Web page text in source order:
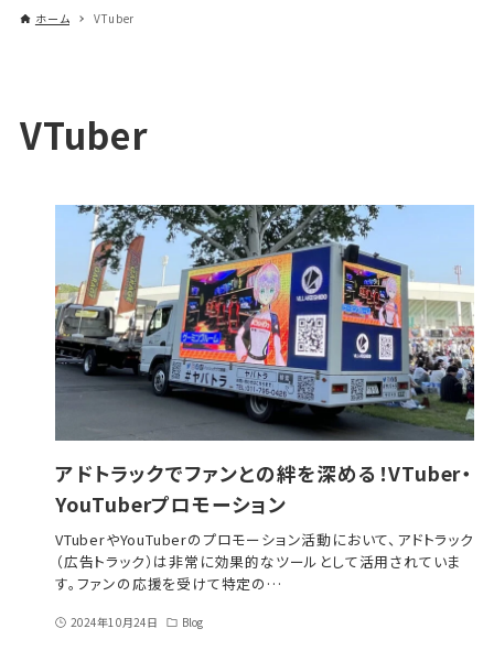
ホーム VTuber
VTuber
アドトラックでファンとの絆を深める！VTuber・
YouTuberプロモーション
VTuberやYouTuberのプロモーション活動において、アドトラック
（広告トラック）は非常に効果的なツールとして活用されていま
す。ファンの応援を受けて特定の…
2024年10月24日 Blog